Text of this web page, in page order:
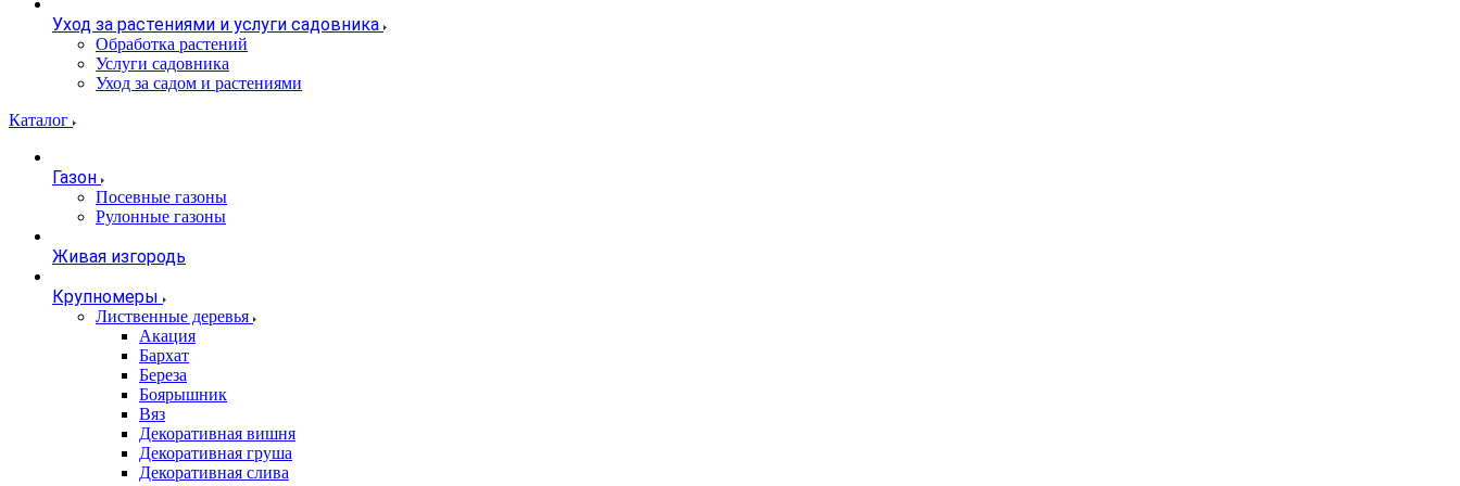
Уход за растениями и услуги садовника
Обработка растений
Услуги садовника
Уход за садом и растениями
Каталог
Газон
Посевные газоны
Рулонные газоны
Живая изгородь
Крупномеры
Лиственные деревья
Акация
Бархат
Береза
Боярышник
Вяз
Декоративная вишня
Декоративная груша
Декоративная слива